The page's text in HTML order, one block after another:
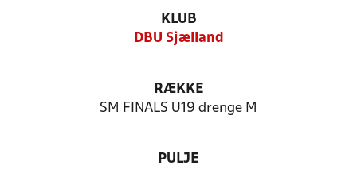
KLUB
DBU Sjælland
RÆKKE
SM FINALS U19 drenge M
PULJE